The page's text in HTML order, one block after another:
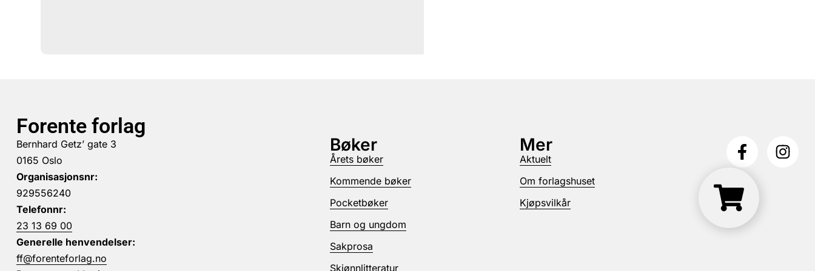
Forente forlag
Bernhard Getz’ gate 3
0165 Oslo
Organisasjonsnr:
929556240
Telefonnr:
23 13 69 00
Generelle henvendelser:
ff@forenteforlag.no
Bøker
Årets bøker
Kommende bøker
Pocketbøker
Barn og ungdom
Sakprosa
Skjønnlitteratur
Mer
Aktuelt
Om forlagshuset
Kjøpsvilkår